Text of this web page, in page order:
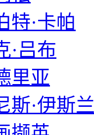
特·卡帕
·吕布
里亚
斯·伊斯兰